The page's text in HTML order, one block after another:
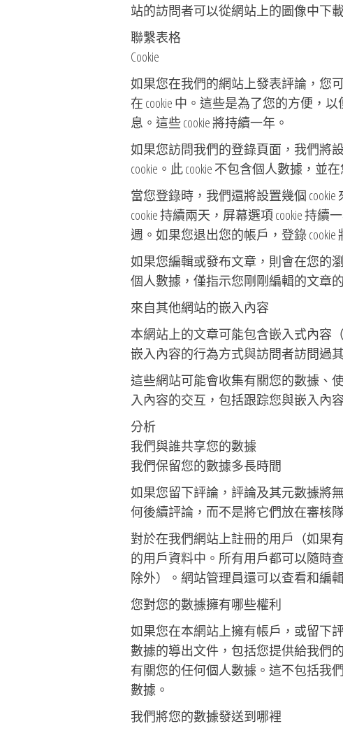
站的訪問者可以從網站上的圖像中下
聯繫表格
Cookie
如果您在我們的網站上發表評論，您
在 cookie 中。這些是為了您的方便，
息。這些 cookie 將持續一年。
如果您訪問我們的登錄頁面，我們將
cookie。此 cookie 不包含個人數據，並
當您登錄時，我們還將設置幾個
cookie 持續兩天，屏幕選項 cookie 持
週。如果您退出您的帳戶，登錄 cookie
如果您編輯或發布文章，則會在您的瀏
個人數據，僅指示您剛剛編輯的文章的
來自其他網站的嵌入內容
本網站上的文章可能包含嵌入式內容
嵌入內容的行為方式與訪問者訪問過
這些網站可能會收集有關您的數據、
入內容的交互，包括跟踪您與嵌入內
分析
我們與誰共享您的數據
我們保留您的數據多長時間
如果您留下評論，評論及其元數據將
何後續評論，而不是將它們放在審核
對於在我們網站上註冊的用戶（如果
的用戶資料中。所有用戶都可以隨時
除外）。網站管理員還可以查看和編
您對您的數據擁有哪些權利
如果您在本網站上擁有帳戶，或留下
數據的導出文件，包括您提供給我們
有關您的任何個人數據。這不包括我
數據。
我們將您的數據發送到哪裡